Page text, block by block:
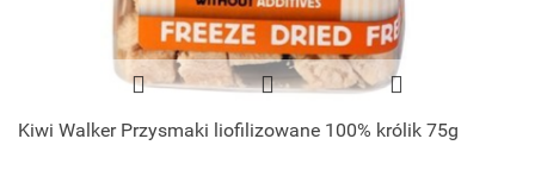
Kiwi Walker Przysmaki liofilizowane 100% królik 75g